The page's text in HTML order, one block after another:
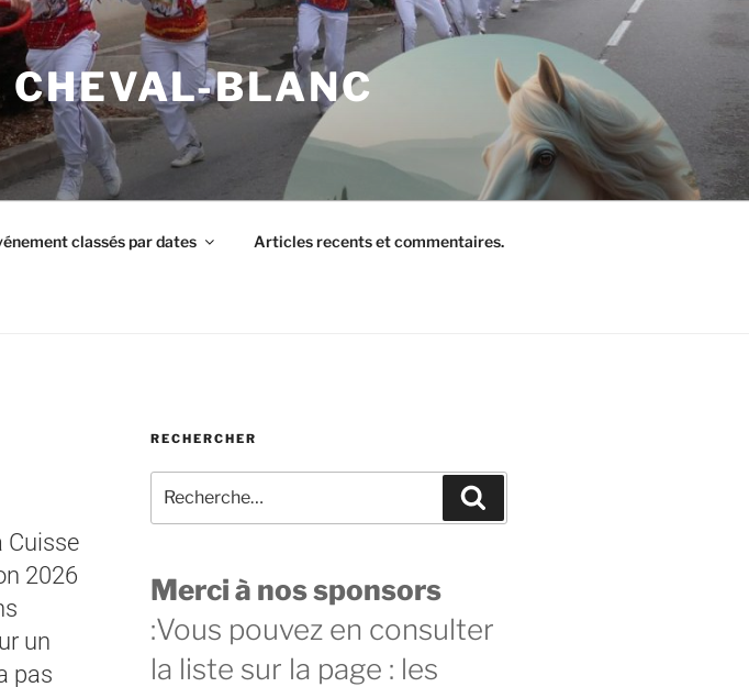
BLANC
classés par dates Articles recents et commentaires.
Cuisse
2026
un
pas
RECHERCHER
Merci à nos sponsors
:Vous pouvez en consulter
la liste sur la page : les